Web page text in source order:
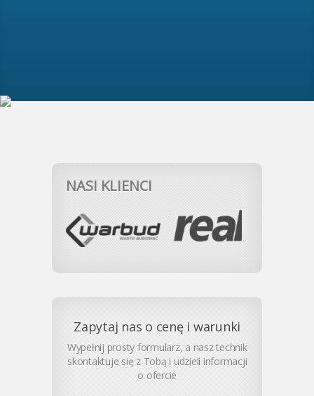
NASI KLIENCI
Zapytaj nas o cenę i warunki
Wypełnij prosty formularz, a nasz technik
skontaktuje się z Tobą i udzieli informacji
o ofercie